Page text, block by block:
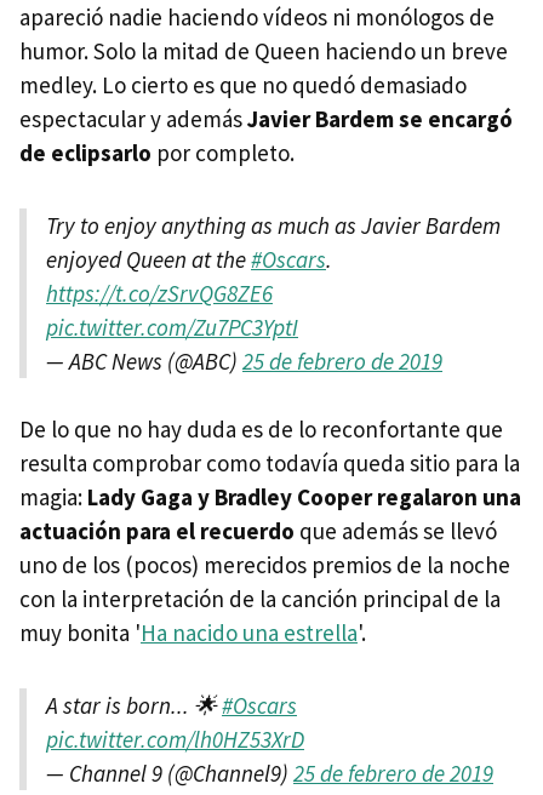
apareció nadie haciendo vídeos ni monólogos de
humor. Solo la mitad de Queen haciendo un breve
medley. Lo cierto es que no quedó demasiado
espectacular y ademásJavier Bardem se encargó
de eclipsarlo por completo.
Try to enjoy anything as much as Javier Bardem
enjoyed Queen at the#Oscars.
https://t.co/zSrvQG8ZE6
pic.twitter.com/Zu7PC3YptI
— ABC News (@ABC) 25 de febrero de 2019
De lo que no hay duda es de lo reconfortante que
resulta comprobar como todavía queda sitio para la
magia: Lady Gaga y Bradley Cooper regalaron una
actuación para el recuerdo que además se llevó
uno de los (pocos) merecidos premios de la noche
con la interpretación de la canción principal de la
muy bonita 'Ha nacido una estrella'.
A star is born... 🌟#Oscars
pic.twitter.com/lh0HZ53XrD
— Channel 9 (@Channel9) 25 de febrero de 2019